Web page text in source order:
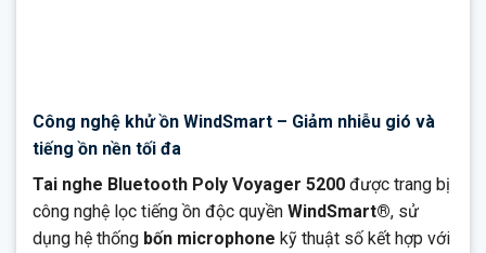
Công nghệ khử ồn WindSmart – Giảm nhiễu gió và
tiếng ồn nền tối đa
Tai nghe Bluetooth Poly Voyager 5200 được trang bị
công nghệ lọc tiếng ồn độc quyền WindSmart®, sử
dụng hệ thống bốn microphone kỹ thuật số kết hợp với